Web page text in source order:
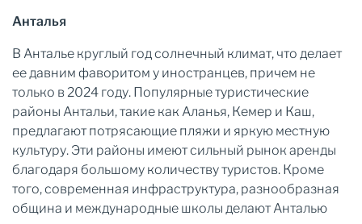
Анталья
В Анталье круглый год солнечный климат, что делает
ее давним фаворитом у иностранцев, причем не
только в 2024 году. Популярные туристические
районы Антальи, такие как Аланья, Кемер и Каш,
предлагают потрясающие пляжи и яркую местную
культуру. Эти районы имеют сильный рынок аренды
благодаря большому количеству туристов. Кроме
того, современная инфраструктура, разнообразная
община и международные школы делают Анталью